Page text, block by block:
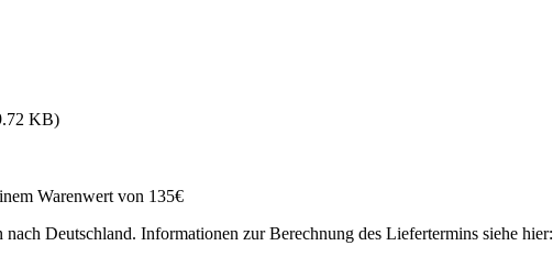
KB)
Warenwert von 135€
Deutschland. Informationen zur Berechnung des Liefertermins siehe hier: